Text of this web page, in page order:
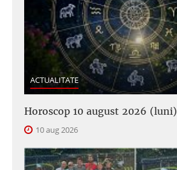
ACTUALITATE
Horoscop 10 august 2026 (luni)
10 aug 2026